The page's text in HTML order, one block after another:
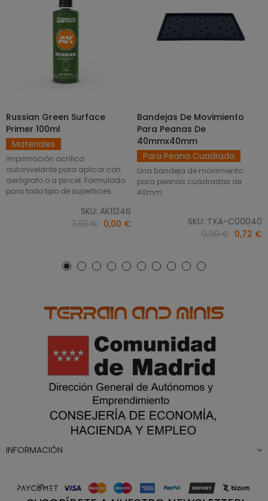
AÑADIR AL CARRITO
Russian Green Surface
Primer 100ml
Materiales
Imprimación acrílica
autonivelante para aplicar con
aerógrafo o a pincel. Formulado
para todo tipo de superficies.
SKU: AK11246
7,50 € 0,00 €
SELECCIONAR OPCIONES
Bandejas De Movimiento
Para Peanas De
40mmx40mm
Para Peana Cuadrada
Una bandeja de movimiento
para peanas cuadradas de
40mm.
SKU: TXA-C00040
0,90 € 0,72 €
INFORMACIÓN